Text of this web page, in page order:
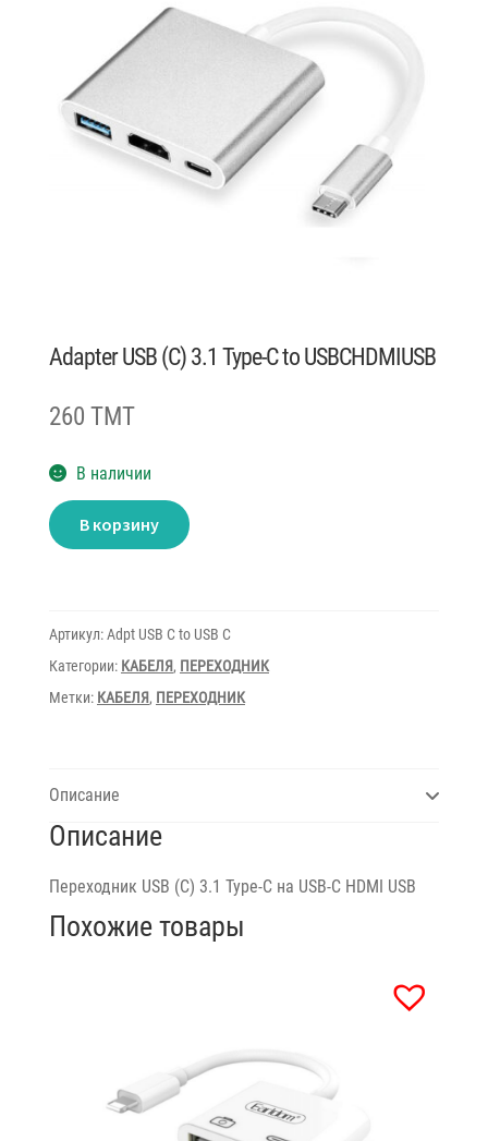
Adapter USB (C) 3.1 Type-C to USBCHDMIUSB
260 TMT
В наличии
Количество
товара
Adapter
C
to
USBCHDMIUSB
В корзину
Артикул:Adpt USB C to USB C
Категории: КАБЕЛЯ, ПЕРЕХОДНИК
Метки: КАБЕЛЯ, ПЕРЕХОДНИК
Описание
Описание
Переходник USB (C) 3.1 Type-C на USB-C HDMI USB
Похожие товары